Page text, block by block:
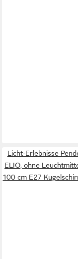
Licht-Erlebnisse
ELIO, ohne
100 cm E27